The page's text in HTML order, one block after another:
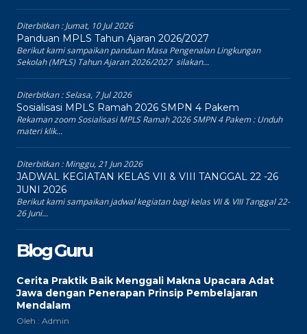
Diterbitkan :Jumat, 10 Jul 2026
Panduan MPLS Tahun Ajaran 2026/2027
Berikut kami sampaikan panduan Masa Pengenalan Lingkungan
Sekolah (MPLS) Tahun Ajaran 2026/2027 silakan...
Diterbitkan :Selasa, 7 Jul 2026
Sosialisasi MPLS Ramah 2026 SMPN 4 Pakem
Rekaman zoom Sosialisasi MPLS Ramah 2026 SMPN 4 Pakem : Unduh
materi klik...
Diterbitkan :Minggu, 21 Jun 2026
JADWAL KEGIATAN KELAS VII & VIII TANGGAL 22 -26
JUNI 2026
Berikut kami sampaikan jadwal kegiatan bagi kelas VII & VIII Tanggal 22-
26 Juni...
Blog Guru
Cerita Praktik Baik Menggali Makna Upacara Adat
Jawa dengan Penerapan Prinsip Pembelajaran
Mendalam
Oleh : Admin